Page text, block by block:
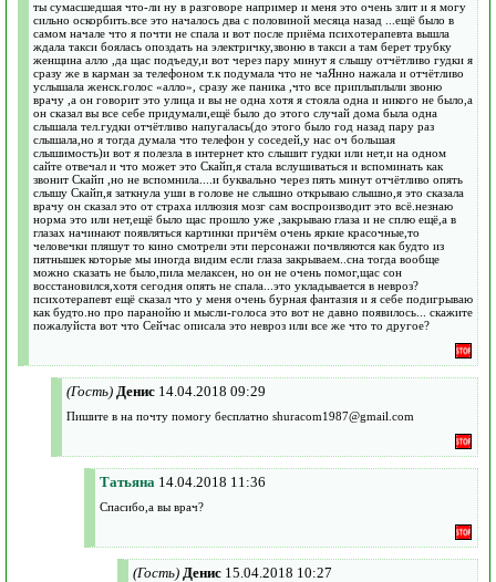
ты сумасшедшая что-ли ну в разговоре например и меня это очень злит и я могу
сильно оскорбить.все это началось два с половиной месяца назад ...ещё было в
самом начале что я почти не спала и вот после приёма психотерапевта вышла
ждала такси боялась опоздать на электричку,звоню в такси а там берет трубку
женщина алло ,да щас подъеду,и вот через пару минут я слышу отчётливо гудки я
сразу же в карман за телефоном т.к подумала что не чаЯнно нажала и отчётливо
услышала женск.голос «алло», сразу же паника ,что все приплыплыли звоню
врачу ,а он говорит это улица и вы не одна хотя я стояла одна и никого не было,а
он сказал вы все себе придумали,ещё было до этого случай дома была одна
слышала тел.гудки отчётливо напугалась(до этого было год назад пару раз
слышала,но я тогда думала что телефон у соседей,у нас оч большая
слышимость)и вот я полезла в интернет кто слышит гудки или нет,и на одном
сайте отвечал и что может это Скайп,я стала вслушиваться и вспоминать как
звонит Скайп ,но не вспомнила....и буквально через пять минут отчётливо опять
слышу Скайп,я заткнула уши в голове не слышно открываю слышно,я это сказала
врачу он сказал это от страха иллюзия мозг сам воспроизводит это всё.незнаю
норма это или нет,ещё было щас прошло уже ,закрываю глаза и не сплю ещё,а в
глазах начинают появляться картинки причём очень яркие красочные,то
человечки пляшут то кино смотрели эти персонажи почвляются как будто из
пятнышек которые мы иногда видим если глаза закрываем..сна тогда вообще
можно сказать не было,пила мелаксен, но он не очень помог,щас сон
восстановился,хотя сегодня опять не спала...это укладывается в невроз?
психотерапевт ещё сказал что у меня очень бурная фантазия и я себе подигрываю
как будто.но про паранойю и мысли-голоса это вот не давно появилось... скажите
пожалуйста вот что Сейчас описала это невроз или все же что то другое?
(Гость) Денис 14.04.2018 09:29
Пишите в на почту помогу бесплатно shuracom1987@gmail.com
Татьяна 14.04.2018 11:36
Спасибо,а вы врач?
(Гость) Денис 15.04.2018 10:27